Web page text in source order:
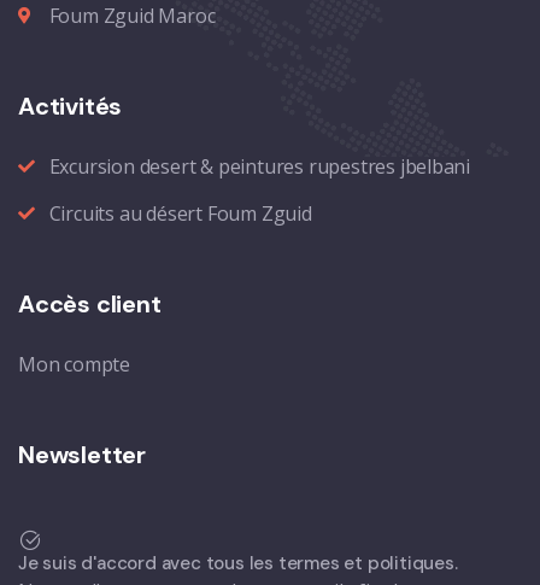
Foum Zguid Maroc
Activités
Excursion desert & peintures rupestres jbelbani
Circuits au désert Foum Zguid
Accès client
Mon compte
Newsletter
Je suis d'accord avec tous les termes et politiques.